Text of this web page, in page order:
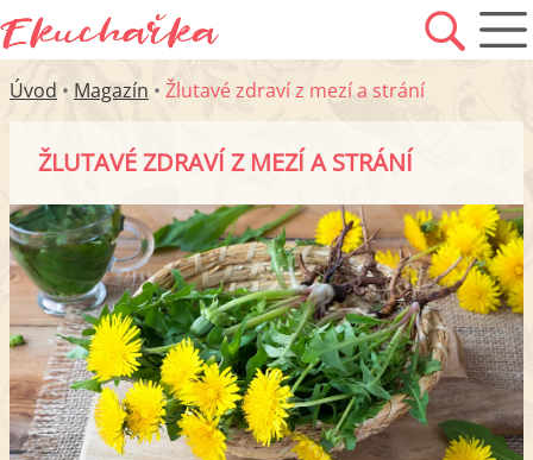
Úvod • Magazín • Žlutavé zdraví z mezí a strání
ŽLUTAVÉ ZDRAVÍ Z MEZÍ A STRÁNÍ